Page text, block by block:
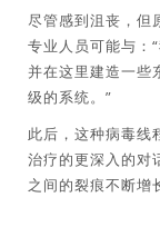
尽管感到沮丧，但
专业人员可能与：
并在这里建造一些
级的系统。”
此后，这种病毒线
治疗的更深入的对
之间的裂痕不断增